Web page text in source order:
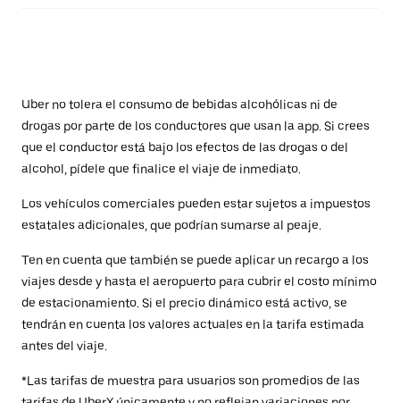
Uber no tolera el consumo de bebidas alcohólicas ni de
drogas por parte de los conductores que usan la app. Si crees
que el conductor está bajo los efectos de las drogas o del
alcohol, pídele que finalice el viaje de inmediato.
Los vehículos comerciales pueden estar sujetos a impuestos
estatales adicionales, que podrían sumarse al peaje.
Ten en cuenta que también se puede aplicar un recargo a los
viajes desde y hasta el aeropuerto para cubrir el costo mínimo
de estacionamiento. Si el precio dinámico está activo, se
tendrán en cuenta los valores actuales en la tarifa estimada
antes del viaje.
*Las tarifas de muestra para usuarios son promedios de las